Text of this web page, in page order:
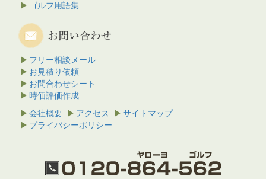
ゴルフ用語集
フリー相談メール
お見積り依頼
お問合わせシート
時価評価作成
会社概要
アクセス
サイトマップ
プライバシーポリシー